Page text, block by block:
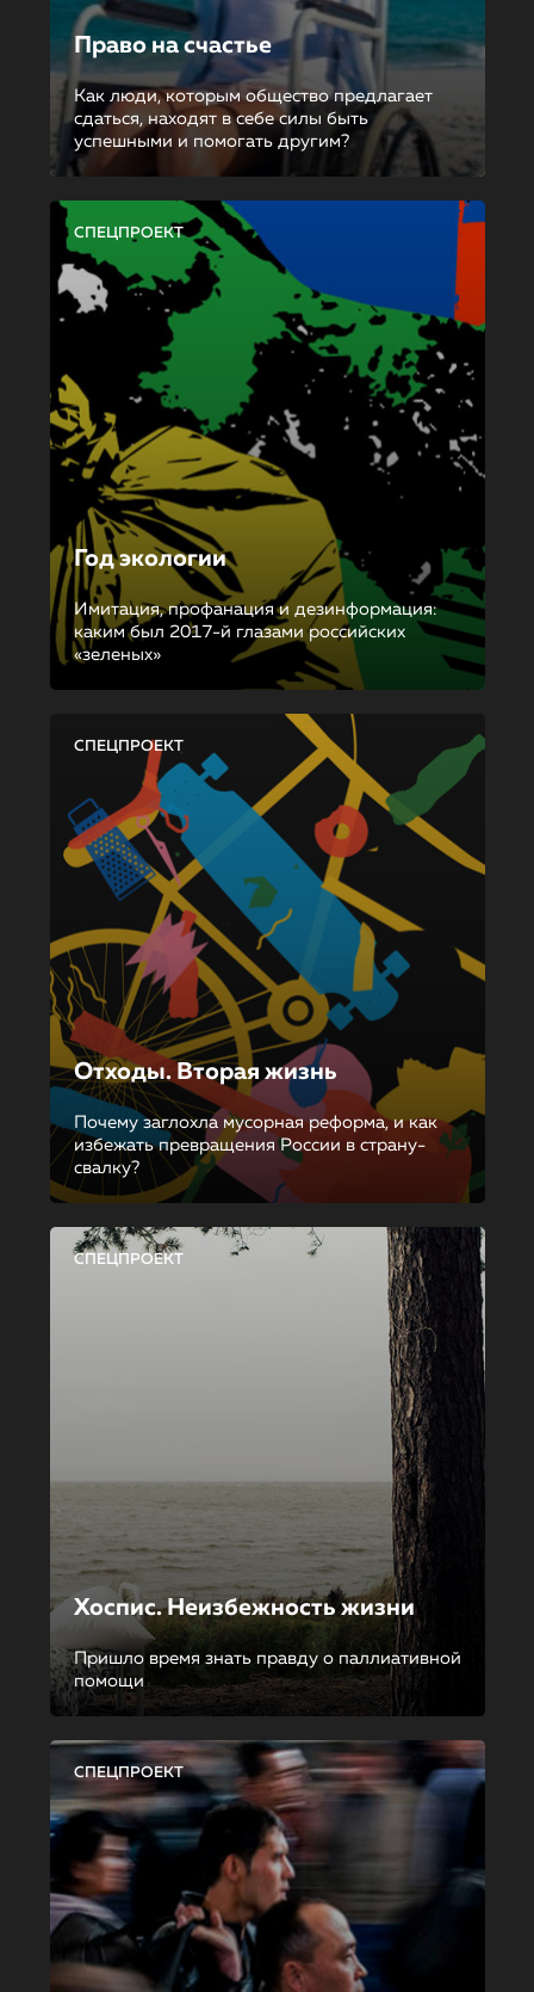
Право на счастье
Как люди, которым общество предлагает
сдаться, находят в себе силы быть
успешными и помогать другим?
СПЕЦПРОЕКТ
Год экологии
Имитация, профанация и дезинформация:
каким был 2017-й глазами российских
«зеленых»
СПЕЦПРОЕКТ
Отходы. Вторая жизнь
Почему заглохла мусорная реформа, и как
избежать превращения России в страну-
свалку?
СПЕЦПРОЕКТ
Хоспис. Неизбежность жизни
Пришло время знать правду о паллиативной
помощи
СПЕЦПРОЕКТ